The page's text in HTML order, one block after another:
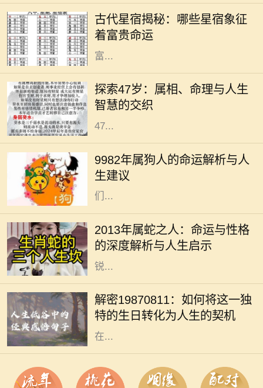
古代星宿揭秘：哪些星宿象征
着富贵命运
人命运的重要因素。星宿不仅仅是天
上的星星，更是古人用来预测人生轨
迹和命运起伏的工具。尤其是那些与
富...
探索47岁：属相、命理与人生
智慧的交织
在中国传统文化中，生肖和命理学是
深受人们关注的主题。它们不仅关系
到个人的性格与命运，还与人生的走
向息息相关。今天，我们将深入探讨
47...
9982年属狗人的命运解析与人
生建议
在中国传统文化中，生肖被认为与个
人的命运有着密切的关系。1982年属
狗的人，正如生肖所示，忠诚、聪慧
且责任心强。他们的性格特征使得他
们...
2013年属蛇之人：命运与性格
的深度解析与人生启示
在中国传统文化中，生肖不仅仅是一
个出生年份的标识，更是与命运、性
格息息相关的一种符号。2013年是蛇
年，属蛇的人往往被认为是智慧与敏
锐...
解密19870811：如何将这一独
特的生日转化为人生的契机
在中国文化中，出生日期常常被用作
命理分析的重要依据。1987年8月11
日出生的人士，有着独特的命格，这
不仅影响着性格、人际关系，还有潜
在...